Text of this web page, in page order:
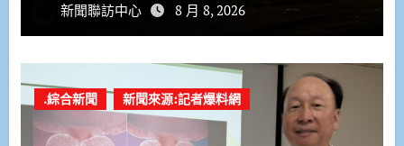
新聞聯訪中心 8 月 8, 2026
.綜合新聞 新聞來源:記者爆料網